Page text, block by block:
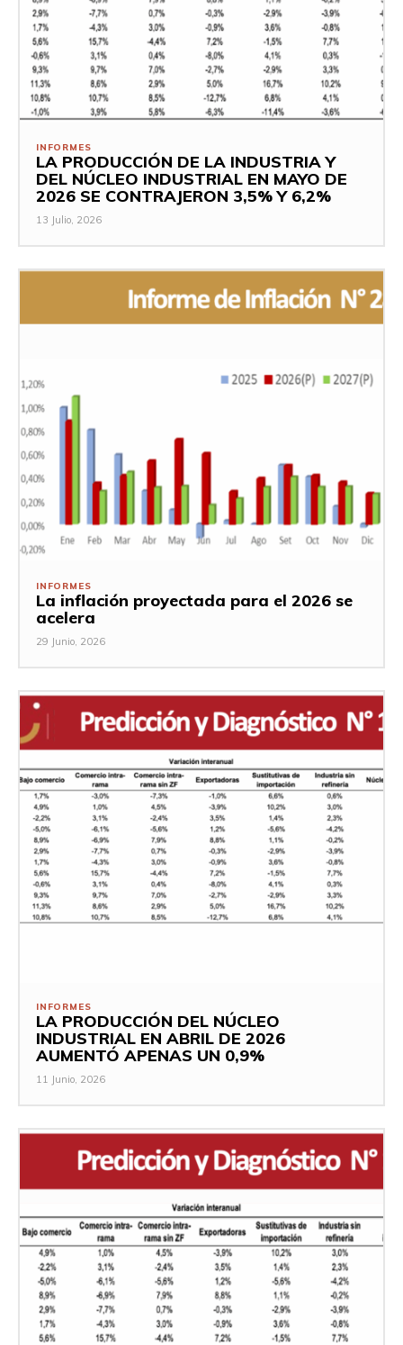
INFORMES
LA PRODUCCIÓN DE LA INDUSTRIA Y
DEL NÚCLEO INDUSTRIAL EN MAYO DE
2026 SE CONTRAJERON 3,5% Y 6,2%
13 Julio, 2026
INFORMES
La inflación proyectada para el 2026 se
acelera
29 Junio, 2026
INFORMES
LA PRODUCCIÓN DEL NÚCLEO
INDUSTRIAL EN ABRIL DE 2026
AUMENTÓ APENAS UN 0,9%
11 Junio, 2026